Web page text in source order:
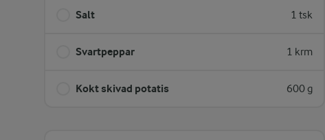
Salt 1 tsk
Svartpeppar 1 krm
Kokt skivad potatis 600 g